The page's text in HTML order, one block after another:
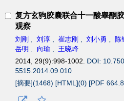
复方玄驹胶囊联合十一酸睾酮
观察
刘刚 , 刘淳 , 崔志刚 , 刘小勇 , 陈
岳明 , 向瑜 , 王晓峰
2014, 29(9):998-1002. DOI:
5515.2014.09.010
[摘要](1468) [HTML](0) [PDF